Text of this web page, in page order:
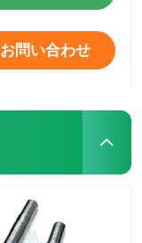
お問い合わせ